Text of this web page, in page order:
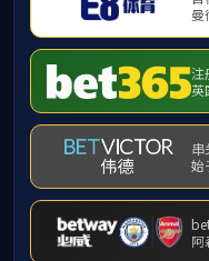
提示：访问地址无效，92/
首